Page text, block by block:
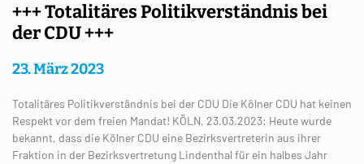
+++ Totalitäres Politikverständnis bei
der CDU +++
23. März 2023
Totalitäres Politikverständnis bei der CDU Die Kölner CDU hat keinen
Respekt vor dem freien Mandat! KÖLN, 23.03.2023: Heute wurde
bekannt, dass die Kölner CDU eine Bezirksvertreterin aus ihrer
Fraktion in der Bezirksvertretung Lindenthal für ein halbes Jahr